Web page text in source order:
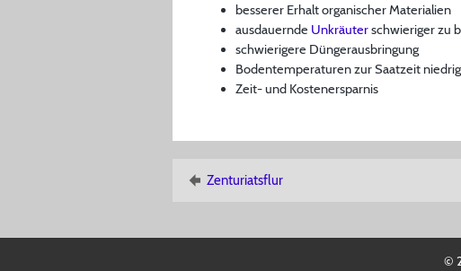
besserer Erhalt organischer Materialien
ausdauernde Unkräuterschwieriger zu
schwierigere Düngerausbringung
Bodentemperaturen zur Saatzeit
Zeit- und Kostenersparnis
Zenturiatsflur
©